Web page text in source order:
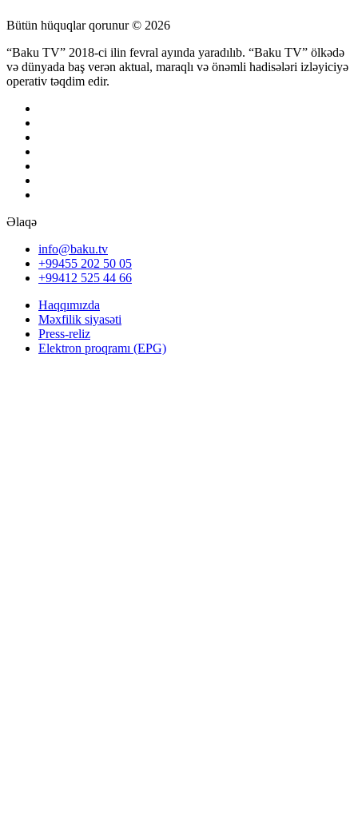
Bütün hüquqlar qorunur © 2026
“Baku TV” 2018-ci ilin fevral ayında yaradılıb. “Baku TV” ölkədə
və dünyada baş verən aktual, maraqlı və önəmli hadisələri izləyiciyə
operativ təqdim edir.
Əlaqə
info@baku.tv
+99455 202 50 05
+99412 525 44 66
Haqqımızda
Məxfilik siyasəti
Press-reliz
Elektron proqramı (EPG)